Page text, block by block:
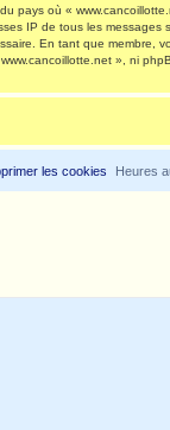
pays où «
IP de tous les messages
En tant que membre,
», ni
Heures
les cookies